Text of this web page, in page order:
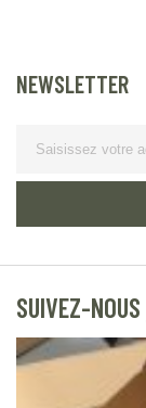
NEWSLETTER
SUIVEZ-NOUS